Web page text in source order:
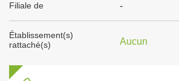
Filiale de -
Établissement(s)
rattaché(s)
Aucun